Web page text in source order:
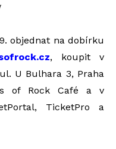
objednat na dobírku
, koupit v
U Bulhara 3, Praha
of Rock Café a v
TicketPro a